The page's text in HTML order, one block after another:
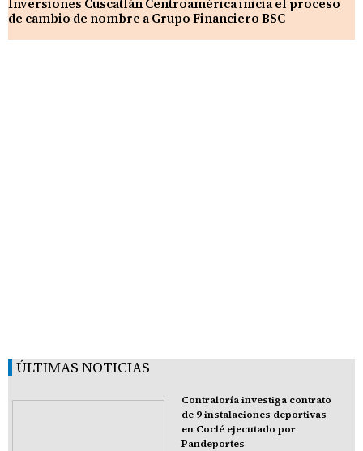
Inversiones Cuscatlán Centroamérica inicia el proceso
de cambio de nombre a Grupo Financiero BSC
ÚLTIMAS NOTICIAS
Contraloría investiga contrato
de 9 instalaciones deportivas
en Coclé ejecutado por
Pandeportes